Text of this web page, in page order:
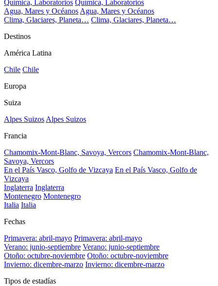
Química, Laboratorios Química, Laboratorios
Agua, Mares y OcéanosAgua, Mares y Océanos
Clima, Glaciares, Planeta… Clima, Glaciares, Planeta…
Destinos
América Latina
Chile Chile
Europa
Suiza
Alpes SuizosAlpes Suizos
Francia
Chamomix-Mont-Blanc, Savoya, Vercors Chamomix-Mont-Blanc,
Savoya, Vercors
En el País Vasco, Golfo de Vizcaya En el País Vasco, Golfo de
Vizcaya
Inglaterra Inglaterra
Montenegro Montenegro
Italia Italia
Fechas
Primavera: abril-mayo Primavera: abril-mayo
Verano: junio-septiembre Verano: junio-septiembre
Otoño: octubre-noviembre Otoño: octubre-noviembre
Invierno: dicembre-marzo Invierno: dicembre-marzo
Tipos de estadías